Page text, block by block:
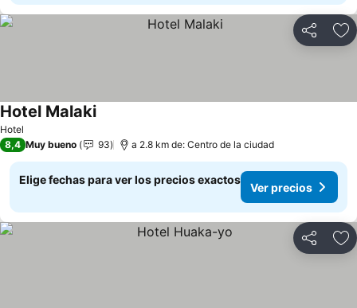
Compartir
Hotel
Hotel MalakiVer precios
8,4 Muy bueno 93 a 2.8 km de: Centro de la ciudad
Elige fechas para ver los precios exactos
Ver precios
Compartir